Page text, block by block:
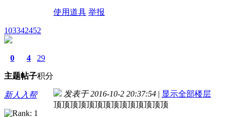
使用道具 举报
103342452
0
主题
4
帖子
29
积分
新人入帮 发表于 2016-10-2 20:37:54 | 显示全部楼层
顶顶顶顶顶顶顶顶顶顶顶顶顶顶